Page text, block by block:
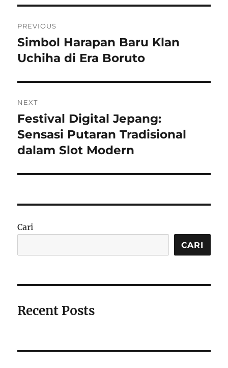
pos
PREVIOUS
Previous
post:
Simbol Harapan Baru Klan
Uchiha di Era Boruto
NEXT
Next
post:
Festival Digital Jepang:
Sensasi Putaran Tradisional
dalam Slot Modern
Cari
CARI
Recent Posts